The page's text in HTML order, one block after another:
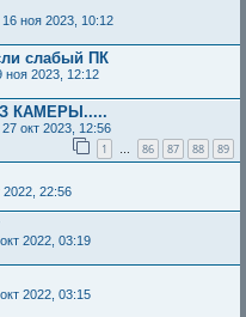
16 ноя 2023, 10:12
слабый ПК
ноя 2023, 12:12
КАМЕРЫ.....
27 окт 2023, 12:56
1 … 86 87 88 89
2022, 22:56
2022, 03:19
2022, 03:15